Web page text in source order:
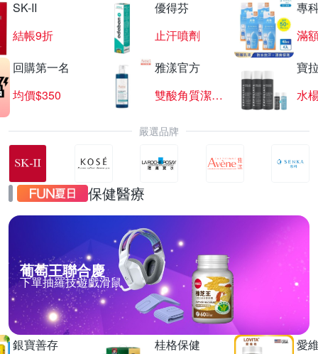
SK-II
結帳9折
優得芬
止汗噴劑
專
滿
回購第一名
均價$350
雅漾官方
雙酸角質潔膚露
寶
水
嚴選品牌
保健醫療
葡萄王聯合慶
下單抽羅技遊戲滑鼠
銀寶善存
桂格保健
愛